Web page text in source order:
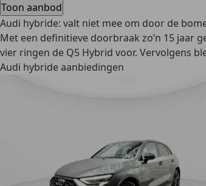
Toon aanbod
Audi hybride: valt niet mee om door de
Met een definitieve doorbraak zo’n 15 jaar
vier ringen de Q5 Hybrid voor. Vervolgens
Audi hybride aanbiedingen